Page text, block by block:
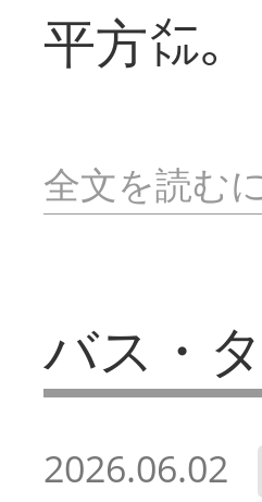
平方㍍。
全文を読む
バス・
2026.06.02